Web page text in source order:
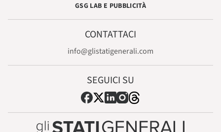
GSG LAB E PUBBLICITÀ
CONTATTACI
info@glistatigenerali.com
SEGUICI SU